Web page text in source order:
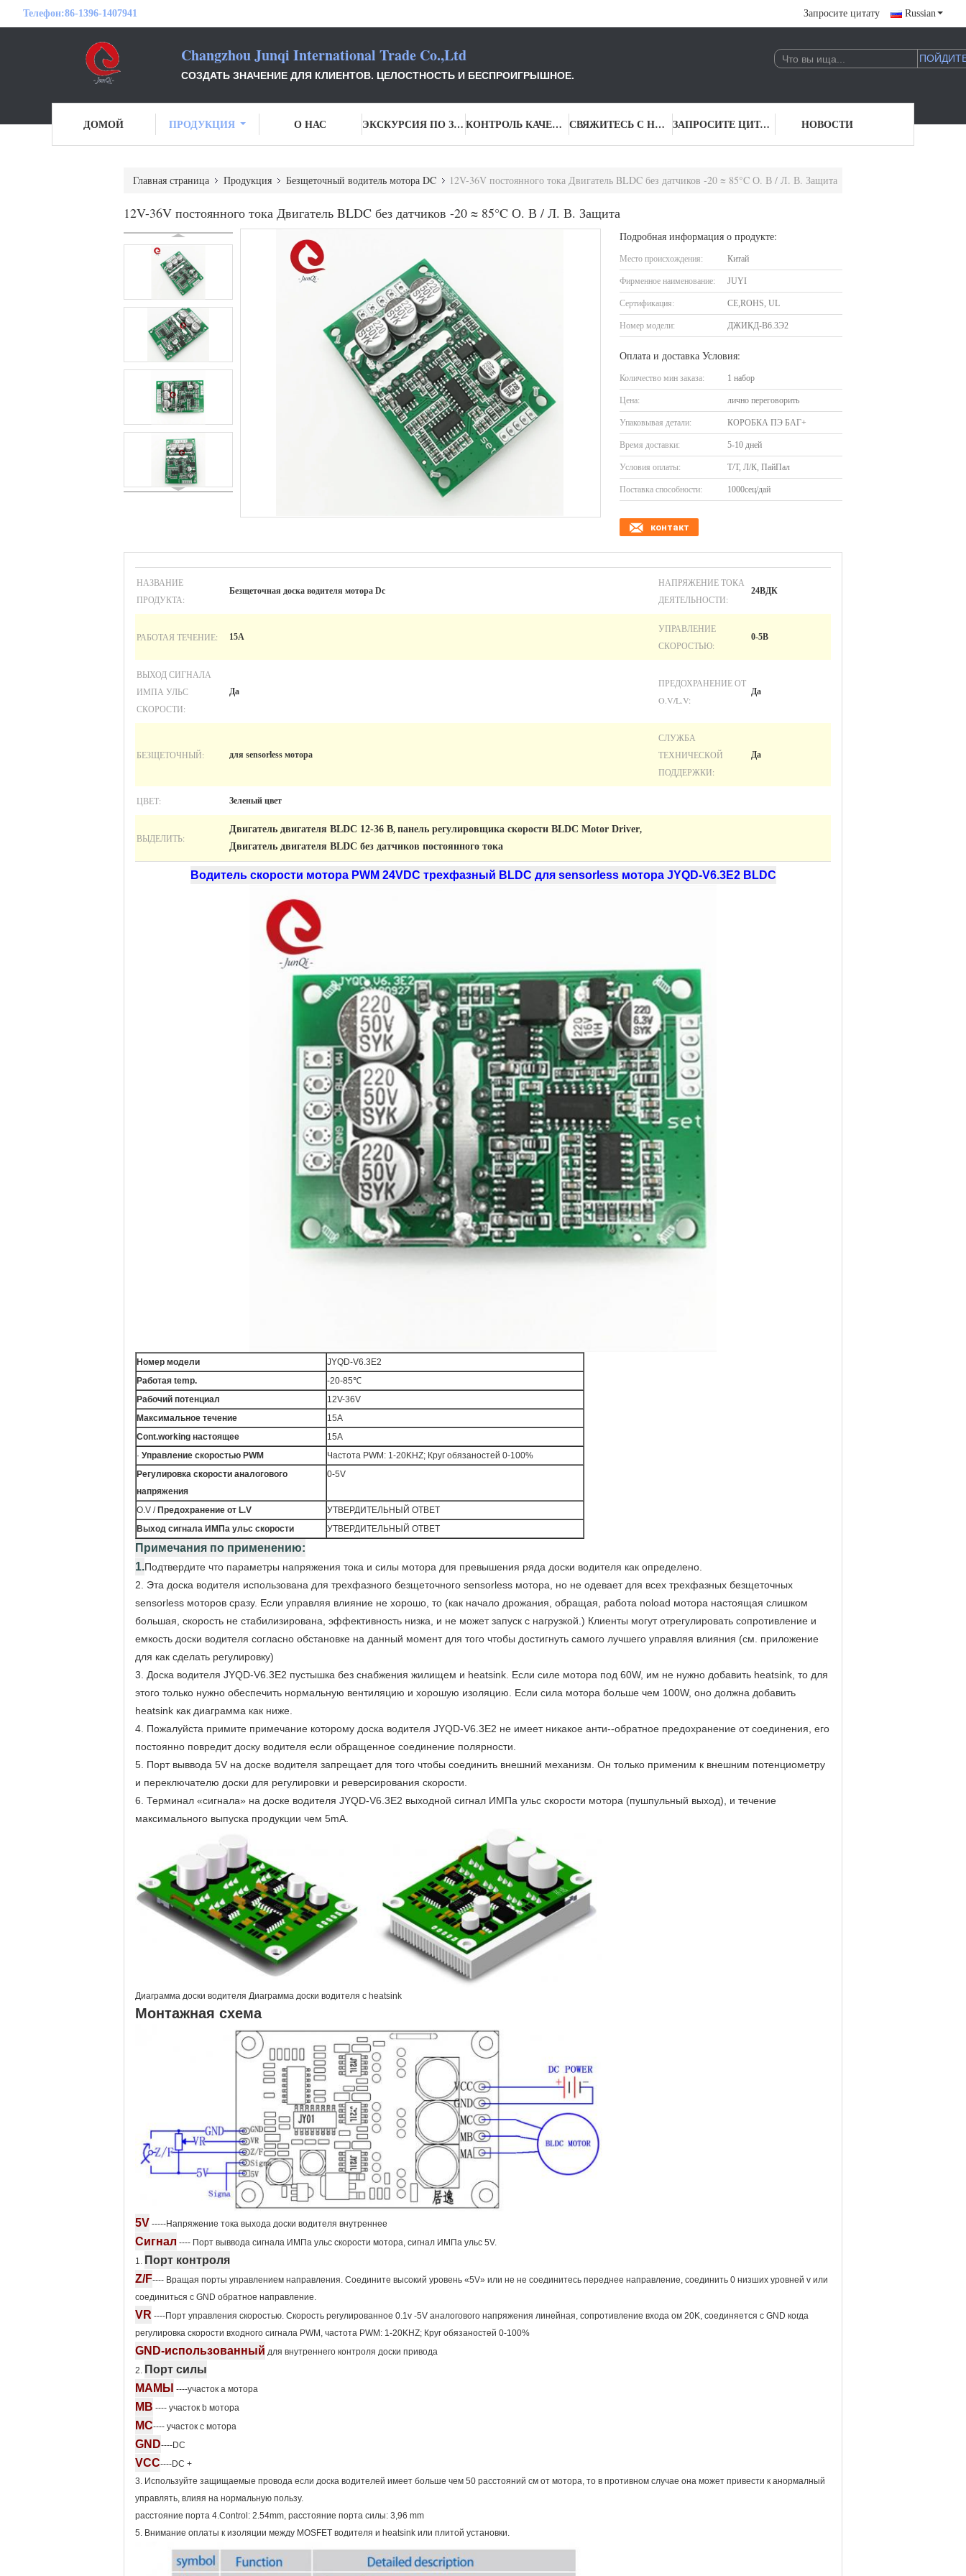
Телефон:86-1396-1407941 Запросите цитату Russian
Changzhou Junqi International Trade Co.,Ltd
СОЗДАТЬ ЗНАЧЕНИЕ ДЛЯ КЛИЕНТОВ. ЦЕЛОСТНОСТЬ И БЕСПРОИГРЫШНОЕ.
ДОМОЙ ПРОДУКЦИЯ О НАС ЭКСКУРСИЯ ПО ЗАВОДУ КОНТРОЛЬ КАЧЕСТВА СВЯЖИТЕСЬ С НАМИ ЗАПРОСИТЕ ЦИТАТУ НОВОСТИ
Главная страница Продукция Безщеточный водитель мотора DC 12V-36V постоянного тока Двигатель BLDC без датчиков -20 ≈ 85°C О. В / Л. В. Защита
12V-36V постоянного тока Двигатель BLDC без датчиков -20 ≈ 85°C О. В / Л. В. Защита
Подробная информация о продукте:
Место происхождения: Китай
Фирменное наименование: JUYI
Сертификация: CE,ROHS, UL
Номер модели: ДЖИКД-В6.3Э2
Оплата и доставка Условия:
Количество мин заказа: 1 набор
Цена: лично переговорить
Упаковывая детали: КОРОБКА ПЭ БАГ+
Время доставки: 5-10 дней
Условия оплаты: Т/Т, Л/К, ПайПал
Поставка способности: 1000сец/дай
контакт
НАЗВАНИЕ
ПРОДУКТА:
Безщеточная доска водителя мотора Dc
НАПРЯЖЕНИЕ ТОКА
ДЕЯТЕЛЬНОСТИ:
24ВДК
РАБОТАЯ ТЕЧЕНИЕ: 15А
УПРАВЛЕНИЕ
СКОРОСТЬЮ:
0-5В
ВЫХОД СИГНАЛА
ИМПА УЛЬС
СКОРОСТИ:
Да
ПРЕДОХРАНЕНИЕ ОТ
O.V/L.V:
Да
БЕЗЩЕТОЧНЫЙ: для sensorless мотора
СЛУЖБА
ТЕХНИЧЕСКОЙ
ПОДДЕРЖКИ:
Да
ЦВЕТ: Зеленый цвет
ВЫДЕЛИТЬ:
Двигатель двигателя BLDC 12-36 В, панель регулировщика скорости BLDC Motor Driver,
Двигатель двигателя BLDC без датчиков постоянного тока
Водитель скорости мотора PWM 24VDC трехфазный BLDC для sensorless мотора JYQD-V6.3E2 BLDC
Номер модели
JYQD-V6.3E2
Работая temp.
-20-85℃
Рабочий потенциал
12V-36V
Максимальное течение
15A
Cont.working настоящее
15A
· Управление скоростью PWM
Частота PWM: 1-20KHZ; Круг обязаностей 0-100%
Регулировка скорости аналогового
напряжения
0-5V
O.V / Предохранение от L.V
УТВЕРДИТЕЛЬНЫЙ ОТВЕТ
Выход сигнала ИМПа ульс скорости
УТВЕРДИТЕЛЬНЫЙ ОТВЕТ
Примечания по применению:
1.Подтвердите что параметры напряжения тока и силы мотора для превышения ряда доски водителя как определено.
2. Эта доска водителя использована для трехфазного безщеточного sensorless мотора, но не одевает для всех трехфазных безщеточных
sensorless моторов сразу. Если управляя влияние не хорошо, то (как начало дрожания, обращая, работа noload мотора настоящая слишком
большая, скорость не стабилизирована, эффективность низка, и не может запуск с нагрузкой.) Клиенты могут отрегулировать сопротивление и
емкость доски водителя согласно обстановке на данный момент для того чтобы достигнуть самого лучшего управляя влияния (см. приложение
для как сделать регулировку)
3. Доска водителя JYQD-V6.3E2 пустышка без снабжения жилищем и heatsink. Если силе мотора под 60W, им не нужно добавить heatsink, то для
этого только нужно обеспечить нормальную вентиляцию и хорошую изоляцию. Если сила мотора больше чем 100W, оно должна добавить
heatsink как диаграмма как ниже.
4. Пожалуйста примите примечание которому доска водителя JYQD-V6.3E2 не имеет никакое анти--обратное предохранение от соединения, его
постоянно повредит доску водителя если обращенное соединение полярности.
5. Порт выввода 5V на доске водителя запрещает для того чтобы соединить внешний механизм. Он только применим к внешним потенциометру
и переключателю доски для регулировки и реверсирования скорости.
6. Терминал «сигнала» на доске водителя JYQD-V6.3E2 выходной сигнал ИМПа ульс скорости мотора (пушпульный выход), и течение
максимального выпуска продукции чем 5mA.
Диаграмма доски водителя Диаграмма доски водителя с heatsink
Монтажная схема
5V -----Напряжение тока выхода доски водителя внутреннее
Сигнал ---- Порт выввода сигнала ИМПа ульс скорости мотора, сигнал ИМПа ульс 5V.
1. Порт контроля
Z/F---- Вращая порты управлением направления. Соедините высокий уровень «5V» или не не соединитесь переднее направление, соединить 0 низших уровней v или
соединиться с GND обратное направление.
VR ----Порт управления скоростью. Скорость регулированное 0.1v -5V аналогового напряжения линейная, сопротивление входа ом 20K, соединяется с GND когда
регулировка скорости входного сигнала PWM, частота PWM: 1-20KHZ; Круг обязаностей 0-100%
GND-использованный для внутреннего контроля доски привода
2. Порт силы
МАМЫ ----участок a мотора
MB ---- участок b мотора
MC---- участок c мотора
GND----DC
VCC----DC +
3. Используйте защищаемые провода если доска водителей имеет больше чем 50 расстояний см от мотора, то в противном случае она может привести к анормалный
управлять, влияя на нормальную пользу.
расстояние порта 4.Control: 2.54mm, расстояние порта силы: 3,96 mm
5. Внимание оплаты к изоляции между MOSFET водителя и heatsink или плитой установки.